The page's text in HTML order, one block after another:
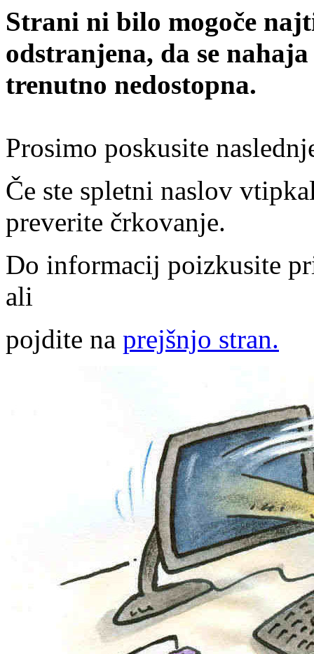
Strani ni bilo mogoče
odstranjena, da se
trenutno nedostopna.
Prosimo poskusite
Če ste spletni naslov
preverite črkovanje.
Do informacij poizkusite
ali
pojdite na prejšnjo stran.